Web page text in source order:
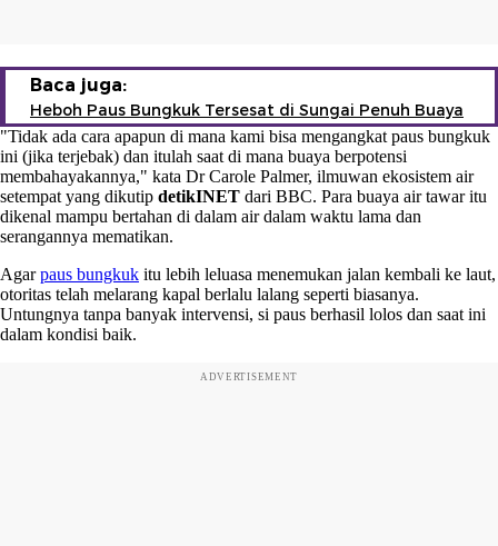
Baca juga:
Heboh Paus Bungkuk Tersesat di Sungai Penuh Buaya
"Tidak ada cara apapun di mana kami bisa mengangkat paus bungkuk
ini (jika terjebak) dan itulah saat di mana buaya berpotensi
membahayakannya," kata Dr Carole Palmer, ilmuwan ekosistem air
setempat yang dikutip detikINET dari BBC. Para buaya air tawar itu
dikenal mampu bertahan di dalam air dalam waktu lama dan
serangannya mematikan.
Agarpaus bungkuk itu lebih leluasa menemukan jalan kembali ke laut,
otoritas telah melarang kapal berlalu lalang seperti biasanya.
Untungnya tanpa banyak intervensi, si paus berhasil lolos dan saat ini
dalam kondisi baik.
ADVERTISEMENT